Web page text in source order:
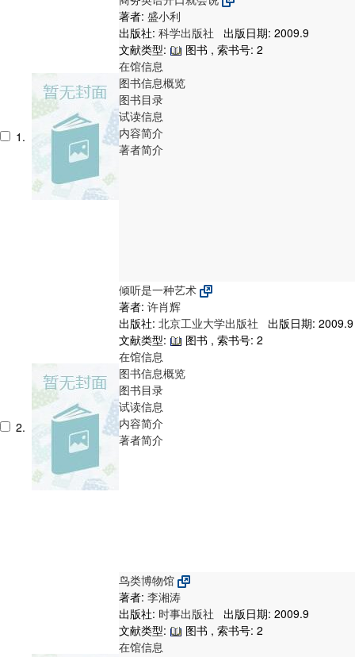
1.
著者: 盛小利
出版社: 科学出版社
出版日期: 2009.9
文献类型:
图书 , 索书号: 2
在馆信息
图书信息概览
图书目录
试读信息
内容简介
著者简介
2.
倾听是一种艺术
著者: 许肖辉
出版社: 北京工业大学出版社
出版日期: 2009.9
文献类型:
图书 , 索书号: 2
在馆信息
图书信息概览
图书目录
试读信息
内容简介
著者简介
鸟类博物馆
著者: 李湘涛
出版社: 时事出版社
出版日期: 2009.9
文献类型:
图书 , 索书号: 2
在馆信息